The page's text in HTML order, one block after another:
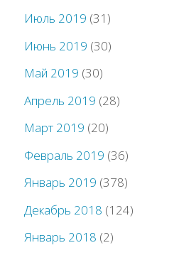
Июль 2019 (31)
Июнь 2019 (30)
Май 2019 (30)
Апрель 2019 (28)
Март 2019 (20)
Февраль 2019 (36)
Январь 2019 (378)
Декабрь 2018 (124)
Январь 2018 (2)